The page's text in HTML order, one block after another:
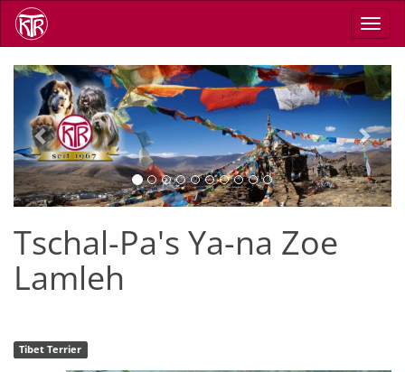
Direkt
zum
Inhalt
Previous Next
Tschal-Pa's Ya-na Zoe
Lamleh
Tibet Terrier